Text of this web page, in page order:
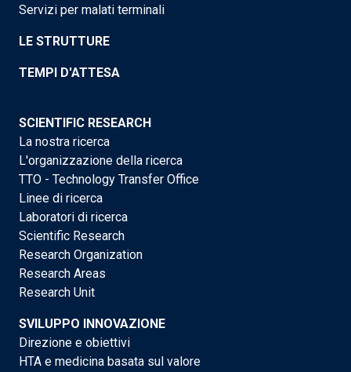
Servizi per malati terminali
LE STRUTTURE
TEMPI D'ATTESA
SCIENTIFIC RESEARCH
La nostra ricerca
L'organizzazione della ricerca
TTO - Technology Transfer Office
Linee di ricerca
Laboratori di ricerca
Scientific Research
Research Organization
Research Areas
Research Unit
SVILUPPO INNOVAZIONE
Direzione e obiettivi
HTA e medicina basata sul valore